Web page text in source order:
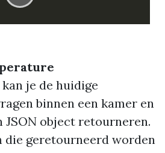
je de huidige
binnen een kamer en
JSON object retourneren.
die geretourneerd worden